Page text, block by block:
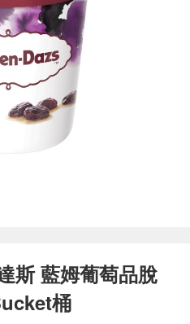
斯 藍姆葡萄品脫
桶